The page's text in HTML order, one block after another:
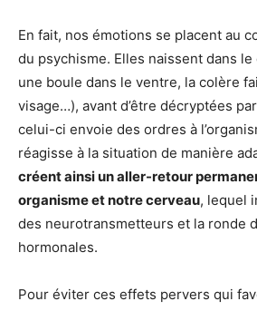
En fait, nos émotions se placent au
du psychisme. Elles naissent dans le
une boule dans le ventre, la colère
visage…), avant d’être décryptées
celui-ci envoie des ordres à
réagisse à la situation de manière
créent ainsi un aller-retour
organisme et notre cerveau, lequel
des neurotransmetteurs et la ronde
hormonales.
Pour éviter ces effets pervers qui